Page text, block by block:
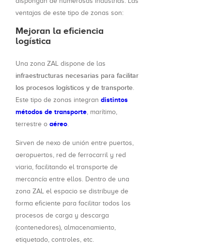
ventajas de este tipo de zonas son:
Mejoran la eficiencia
logística
Una zona ZAL dispone de las
infraestructuras necesarias para facilitar
los procesos logísticos y de transporte.
Este tipo de zonas integran distintos
métodos de transporte, marítimo,
terrestre o aéreo.
Sirven de nexo de unión entre puertos,
aeropuertos, red de ferrocarril y red
viaria, facilitando el transporte de
mercancía entre ellos. Dentro de una
zona ZAL el espacio se distribuye de
forma eficiente para facilitar todos los
procesos de carga y descarga
(contenedores), almacenamiento,
etiquetado, controles, etc.